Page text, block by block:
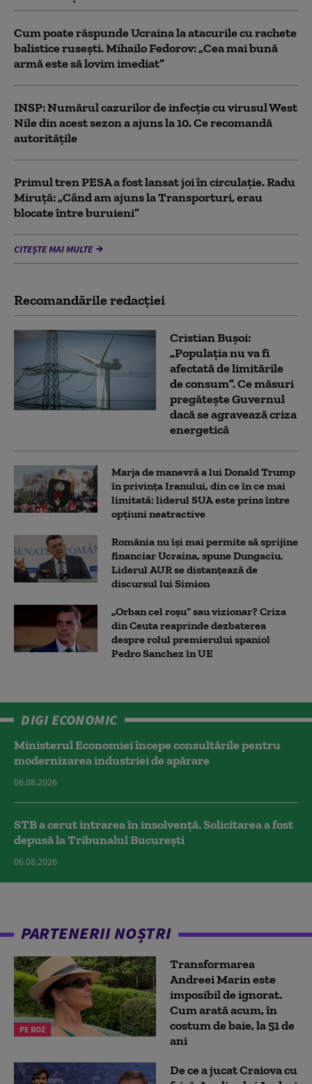
Cum poate răspunde Ucraina la atacurile cu rachete
balistice rusești. Mihailo Fedorov: „Cea mai bună
armă este să lovim imediat”
INSP: Numărul cazurilor de infecţie cu virusul West
Nile din acest sezon a ajuns la 10. Ce recomandă
autoritățile
Primul tren PESA a fost lansat joi în circulație. Radu
Miruță: „Când am ajuns la Transporturi, erau
blocate între buruieni”
CITEȘTE MAI MULTE
Recomandările redacţiei
Cristian Bușoi:
„Populația nu va fi
afectată de limitările
de consum”. Ce măsuri
pregătește Guvernul
dacă se agravează criza
energetică
Marja de manevră a lui Donald Trump
în privința Iranului, din ce în ce mai
limitată: liderul SUA este prins între
opțiuni neatractive
România nu își mai permite să sprijine
financiar Ucraina, spune Dungaciu.
Liderul AUR se distanțează de
discursul lui Simion
„Orban cel roșu” sau vizionar? Criza
din Ceuta reaprinde dezbaterea
despre rolul premierului spaniol
Pedro Sanchez în UE
DIGI ECONOMIC
Ministerul Economiei începe consultările pentru
modernizarea industriei de apărare
06.08.2026
STB a cerut intrarea în insolvență. Solicitarea a fost
depusă la Tribunalul București
06.08.2026
PARTENERII NOȘTRI
PE ROZ
Transformarea
Andreei Marin este
imposibil de ignorat.
Cum arată acum, în
costum de baie, la 51 de
ani
De ce a jucat Craiova cu